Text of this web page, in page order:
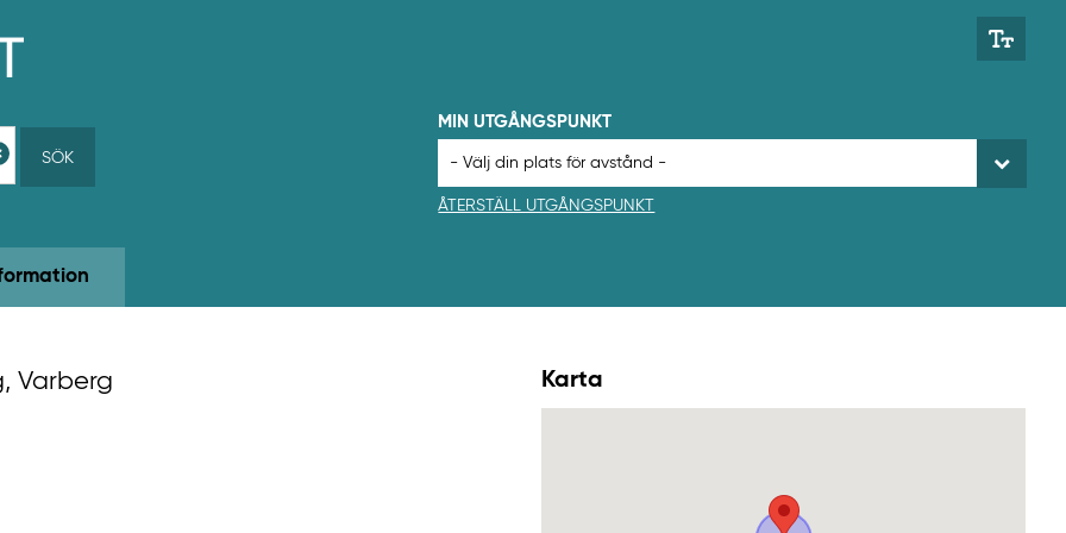
SÖK
MIN UTGÅNGSPUNKT
ÅTERSTÄLL UTGÅNGSPUNKT
Varberg Karta